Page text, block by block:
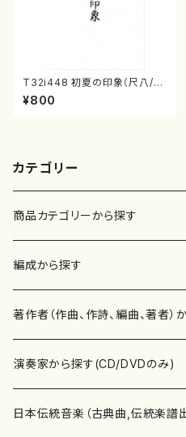
T32i448 初夏の印象（尺八/久
本玄智/楽譜）都山流公刊楽譜曲
番:2155
¥800
カテゴリー
商品カテゴリーから探す
楽譜
書籍
書籍
テキストブック
CD・DVD
チケット
編成から探す
邦楽器
箏・琴（ソロ）
箏・琴（合奏）
合唱
混声合唱
歌・声
著作者（作曲、作詩、編曲、著者）
あ行
青木省三(アオキ ショウゾウ)
か行
演奏家から探す(CD/DVDのみ)
邦楽（箏、三味線、尺八等）演奏家
日本伝統音楽（古典曲,伝統楽譜